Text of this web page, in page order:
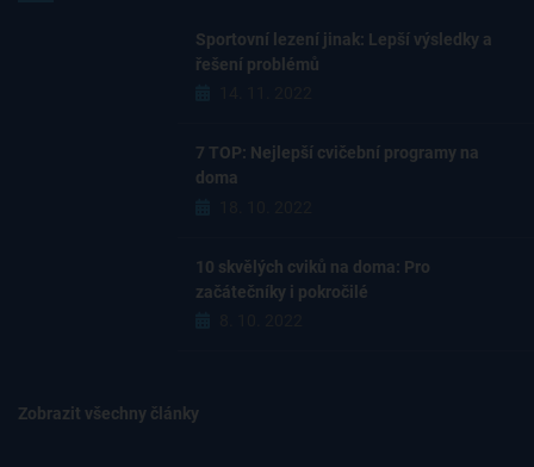
Sportovní lezení jinak: Lepší výsledky a
řešení problémů
7 TOP: Nejlepší cvičební programy na
doma
10 skvělých cviků na doma: Pro
začátečníky i pokročilé
Zobrazit všechny články